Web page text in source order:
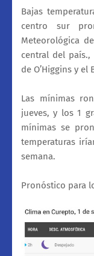
Bajas
centro sur
Meteorológica
central del
de O’Higgins y el
Las mínimas
jueves, y los 1
mínimas se
temperaturas
semana.
Pronóstico para